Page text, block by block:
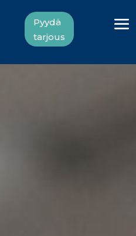
Pyydä
tarjous